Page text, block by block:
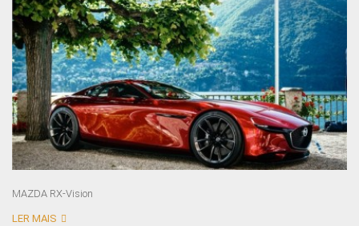
MAZDA RX-Vision
LER MAIS